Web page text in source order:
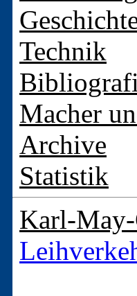
Technik
Macher
Archive
Statistik
Karl-